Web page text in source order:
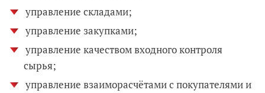
управление складами;
управление закупками;
управление качеством входного контроля
сырья;
управление взаиморасчётами с покупателями и